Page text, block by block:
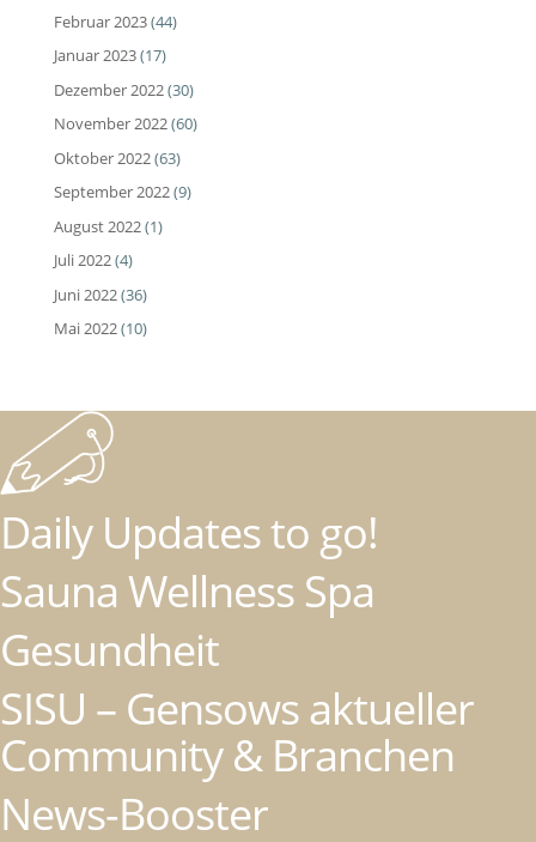
Februar 2023(44)
Januar 2023(17)
Dezember 2022(30)
November 2022(60)
Oktober 2022(63)
September 2022(9)
August 2022(1)
Juli 2022(4)
Juni 2022(36)
Mai 2022(10)
Daily Updates to go!
Sauna Wellness Spa
Gesundheit
SISU – Gensows aktueller
Community & Branchen
News-Booster